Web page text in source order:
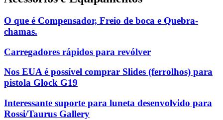
O que é Compensador, Freio de boca e Quebra-
chamas.
Carregadores rápidos para revólver
Nos EUA é possível comprar Slides (ferrolhos) para
pistola Glock G19
Interessante suporte para luneta desenvolvido para
Rossi/Taurus Gallery